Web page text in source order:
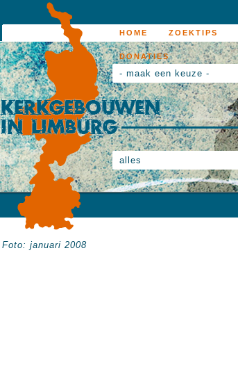
HOME ZOEKTIPS
DONATIES
- maak een keuze -
alles
Foto: januari 2008